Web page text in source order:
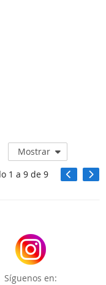
Mostrar
1 a 9de 9
Síguenos en: